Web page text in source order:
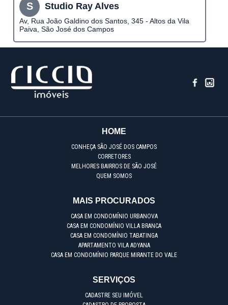
S Studio Ray Alves
Av, Rua João Galdino dos Santos, 345 - Altos da Vila
Paiva, São José dos Campos
HOME
CONHEÇA SÃO JOSÉ DOS CAMPOS
CORRETORES
MELHORES BAIRROS DE SÃO JOSÉ
QUEM SOMOS
MAIS PROCURADOS
CASA EM CONDOMÍNIO URBANOVA
CASA EM CONDOMÍNIO VILLA BRANCA
CASA EM CONDOMÍNIO TABATINGA
APARTAMENTO VILA ADYANA
CASA EM CONDOMÍNIO PARQUE MIRANTE DO VALE
SERVIÇOS
CADASTRE SEU IMÓVEL